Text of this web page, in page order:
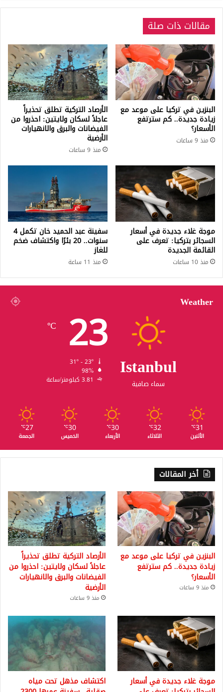
مقالات ذات صلة
البنزين في تركيا على موعد مع
زيادة جديدة.. كم سترتفع
الأسعار؟
منذ 9 ساعات
الأرصاد التركية تطلق تحذيراً
عاجلاً لسكان ولايتين: احذروا من
الفيضانات والبرق والانهيارات
الأرضية
منذ 9 ساعات
موجة غلاء جديدة في أسعار
السجائر بتركيا: تعرف على
القائمة الجديدة
منذ 10 ساعات
سفينة عبد الحميد خان تكمل 4
سنوات.. 20 بئرًا واكتشاف ضخم
للغاز
منذ 11 ساعة
Weather
Istanbul
سماء صافية
23
℃
98%
3.81 كيلومتر/ساعة
31
℃
الأثنين
32
℃
الثلاثاء
30
℃
الأربعاء
30
℃
الخميس
27
℃
الجمعة
أخر المقالات
البنزين في تركيا على موعد مع
زيادة جديدة.. كم سترتفع
الأسعار؟
منذ 9 ساعات
الأرصاد التركية تطلق تحذيراً
عاجلاً لسكان ولايتين: احذروا من
الفيضانات والبرق والانهيارات
الأرضية
منذ 9 ساعات
موجة غلاء جديدة في أسعار اكتشاف مذهل تحت مياه